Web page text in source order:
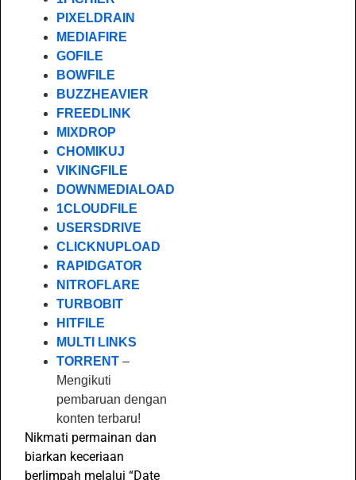
PIXELDRAIN
MEDIAFIRE
GOFILE
BOWFILE
BUZZHEAVIER
FREEDLINK
MIXDROP
CHOMIKUJ
VIKINGFILE
DOWNMEDIALOAD
1CLOUDFILE
USERSDRIVE
CLICKNUPLOAD
RAPIDGATOR
NITROFLARE
TURBOBIT
HITFILE
MULTI LINKS
TORRENT –
Mengikuti
pembaruan dengan
konten terbaru!
Nikmati permainan dan
biarkan keceriaan
berlimpah melalui “Date